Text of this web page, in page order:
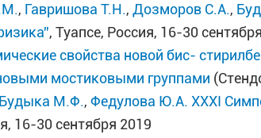
, Гавришова Т.Н.,Дозморов С.А.,
, Туапсе, Россия, 16-30
свойства новой бис-
мостиковыми группами
Будыка М.Ф.,Федулова Ю.А. XXXI
16-30 сентября 2019